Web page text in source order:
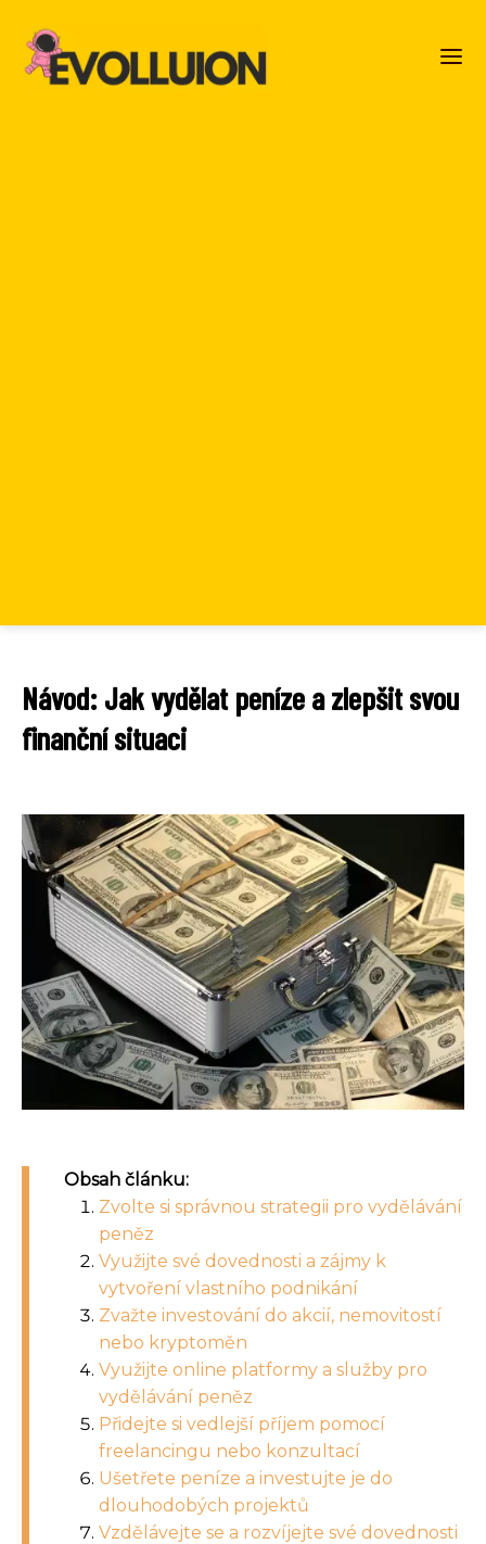
Návod: Jak vydělat peníze a zlepšit svou
finanční situaci
Obsah článku:
Zvolte si správnou strategii pro vydělávání
peněz
Využijte své dovednosti a zájmy k
vytvoření vlastního podnikání
Zvažte investování do akcií, nemovitostí
nebo kryptoměn
Využijte online platformy a služby pro
vydělávání peněz
Přidejte si vedlejší příjem pomocí
freelancingu nebo konzultací
Ušetřete peníze a investujte je do
dlouhodobých projektů
Vzdělávejte se a rozvíjejte své dovednosti